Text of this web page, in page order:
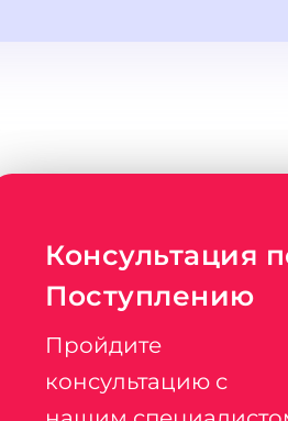
Консультация
Поступлению
Пройдите
консультацию с